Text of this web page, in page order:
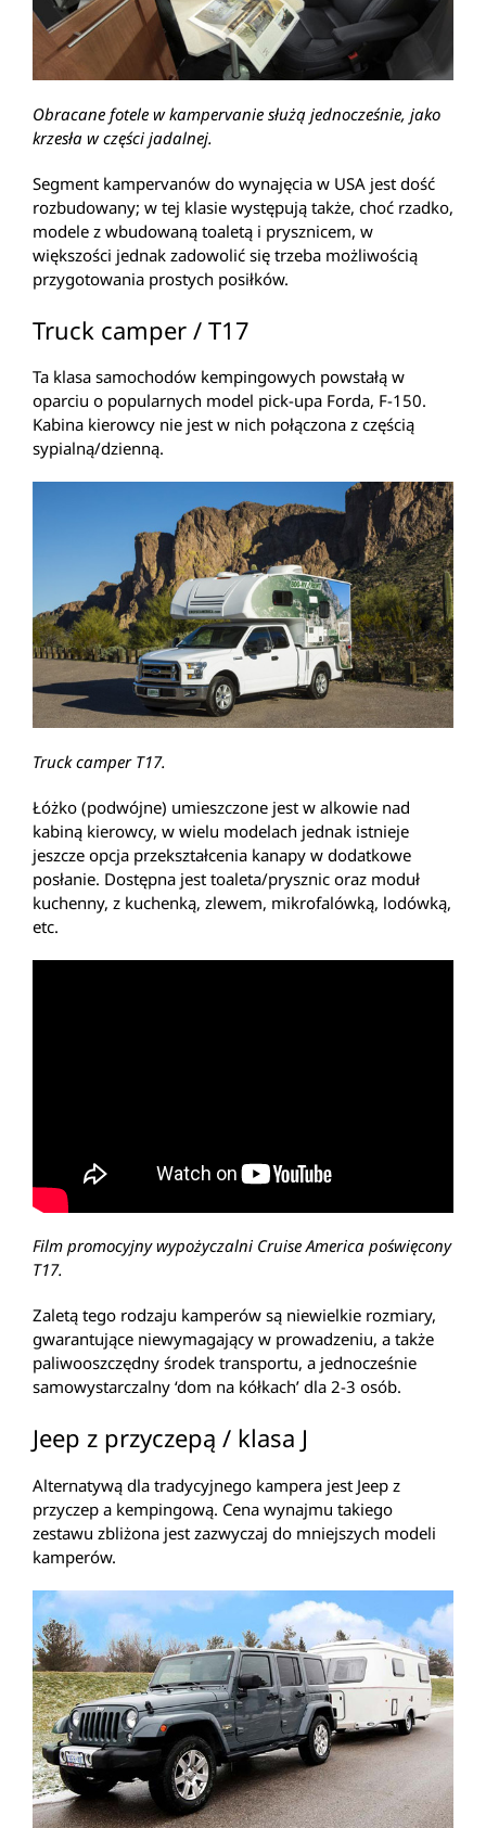
Obracane fotele w kampervanie służą jednocześnie, jako
krzesła w części jadalnej.
Segment kampervanów do wynajęcia w USA jest dość
rozbudowany; w tej klasie występują także, choć rzadko,
modele z wbudowaną toaletą i prysznicem, w
większości jednak zadowolić się trzeba możliwością
przygotowania prostych posiłków.
Truck camper / T17
Ta klasa samochodów kempingowych powstałą w
oparciu o popularnych model pick-upa Forda, F-150.
Kabina kierowcy nie jest w nich połączona z częścią
sypialną/dzienną.
Truck camper T17.
Łóżko (podwójne) umieszczone jest w alkowie nad
kabiną kierowcy, w wielu modelach jednak istnieje
jeszcze opcja przekształcenia kanapy w dodatkowe
posłanie. Dostępna jest toaleta/prysznic oraz moduł
kuchenny, z kuchenką, zlewem, mikrofalówką, lodówką,
etc.
Film promocyjny wypożyczalni Cruise America poświęcony
T17.
Zaletą tego rodzaju kamperów są niewielkie rozmiary,
gwarantujące niewymagający w prowadzeniu, a także
paliwooszczędny środek transportu, a jednocześnie
samowystarczalny ‘dom na kółkach’ dla 2-3 osób.
Jeep z przyczepą / klasa J
Alternatywą dla tradycyjnego kampera jest Jeep z
przyczep a kempingową. Cena wynajmu takiego
zestawu zbliżona jest zazwyczaj do mniejszych modeli
kamperów.